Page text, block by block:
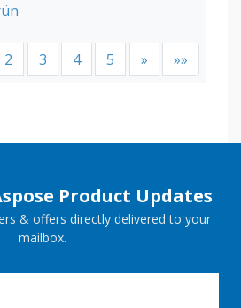
2 3 4 5 » »»
Product Updates
& offers directly delivered to your
mailbox.